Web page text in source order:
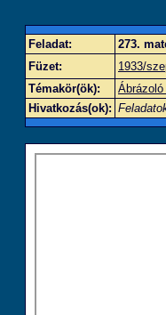
Feladat:
273.
Füzet:
1933/
Témakör(ök):
Hivatkozás(ok):